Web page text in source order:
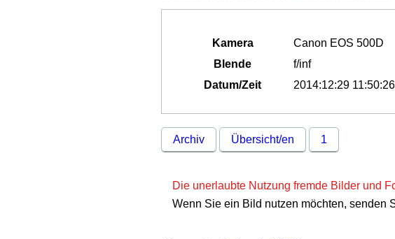
Kamera
Canon EOS 500D
Blende
f/inf
Datum/Zeit
2014:12:29 11:50:26
Archiv Übersicht/en 1
Die unerlaubte Nutzung fremde Bilder und
Wenn Sie ein Bild nutzen möchten, senden